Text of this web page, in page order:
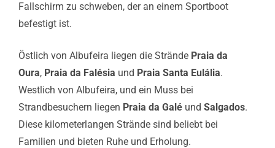
Fallschirm zu schweben, der an einem Sportboot
befestigt ist.
Östlich von Albufeira liegen die Strände Praia da
Oura, Praia da Falésia und Praia Santa Eulália.
Westlich von Albufeira, und ein Muss bei
Strandbesuchern liegen Praia da Galé und Salgados.
Diese kilometerlangen Strände sind beliebt bei
Familien und bieten Ruhe und Erholung.